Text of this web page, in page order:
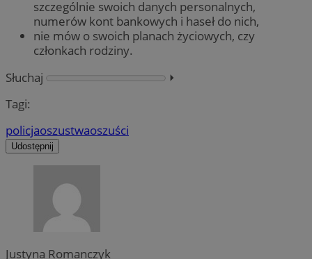
szczególnie swoich danych personalnych,
numerów kont bankowych i haseł do nich,
nie mów o swoich planach życiowych, czy
członkach rodziny.
Słuchaj
⏵︎
Tagi:
policjaoszustwaoszuści
Udostępnij
Justyna Romanczyk